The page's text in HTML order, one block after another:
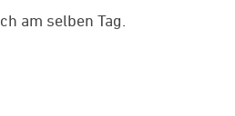
am selben Tag.